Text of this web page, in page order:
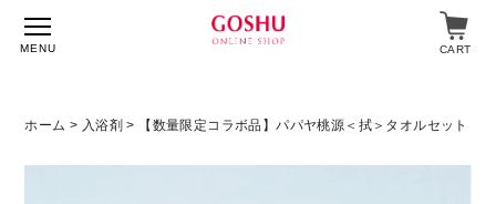
特集
MENU CART
ホーム > 入浴剤 > 【数量限定コラボ品】パパヤ桃源＜拭＞タオルセット